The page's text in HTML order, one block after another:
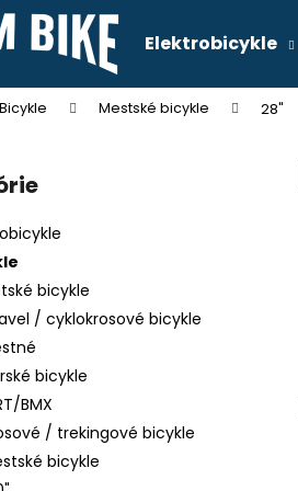
Elektrobicykle
Bicykle Mestské bicykle 28"
bicykle
/ cyklokrosové bicykle
bicykle
BMX
/ trekingové bicykle
bicykle